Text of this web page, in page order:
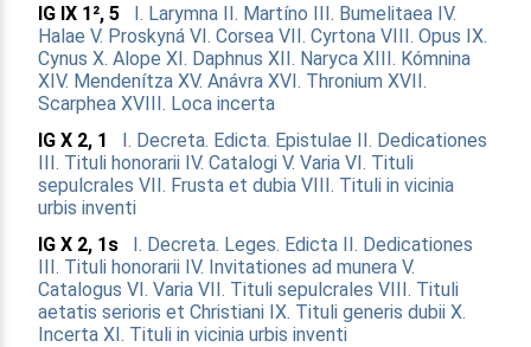
IG IX 1², 5
I. Larymna II. Martíno III. Bumelitaea IV.
Halae V. Proskyná VI. Corsea VII. Cyrtona VIII. Opus IX.
Cynus X. Alope XI. Daphnus XII. Naryca XIII. Kómnina
XIV. Mendenítza XV. Anávra XVI. Thronium XVII.
Scarphea XVIII. Loca incerta
IG X 2, 1
I. Decreta. Edicta. Epistulae II. Dedicationes
III. Tituli honorarii IV. Catalogi V. Varia VI. Tituli
sepulcrales VII. Frusta et dubia VIII. Tituli in vicinia
urbis inventi
IG X 2, 1s
I. Decreta. Leges. Edicta II. Dedicationes
III. Tituli honorarii IV. Invitationes ad munera V.
Catalogus VI. Varia VII. Tituli sepulcrales VIII. Tituli
aetatis serioris et Christiani IX. Tituli generis dubii X.
Incerta XI. Tituli in vicinia urbis inventi